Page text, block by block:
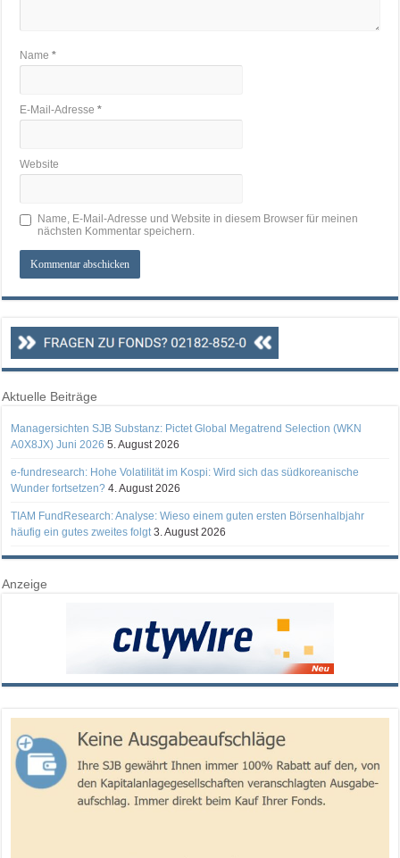
Name*
E-Mail-Adresse*
Website
Name, E-Mail-Adresse und Website in diesem Browser für meinen
nächsten Kommentar speichern.
Aktuelle Beiträge
Managersichten SJB Substanz: Pictet Global Megatrend Selection (WKN
A0X8JX) Juni 2026 5. August 2026
e-fundresearch: Hohe Volatilität im Kospi: Wird sich das südkoreanische
Wunder fortsetzen? 4. August 2026
TIAM FundResearch: Analyse: Wieso einem guten ersten Börsenhalbjahr
häufig ein gutes zweites folgt 3. August 2026
Anzeige